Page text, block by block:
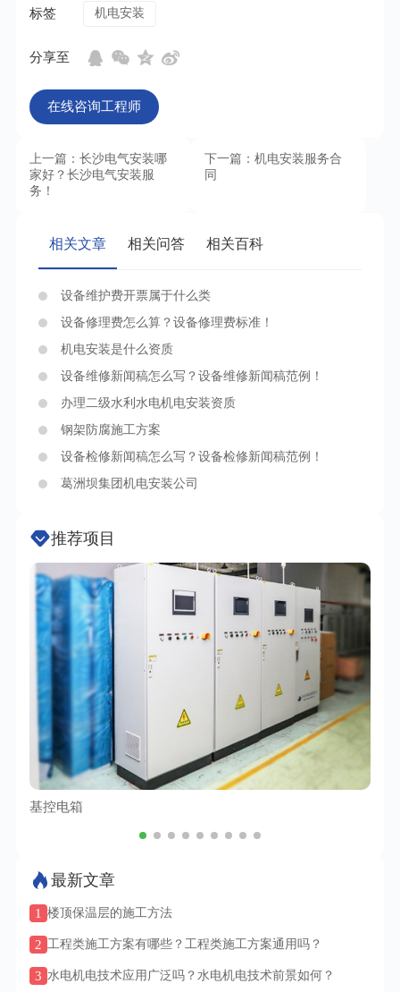
标签 机电安装
分享至
在线咨询工程师
上一篇：长沙电气安装哪
家好？长沙电气安装服
务！
下一篇：机电安装服务合
同
相关文章 相关问答 相关百科
设备维护费开票属于什么类
设备修理费怎么算？设备修理费标准！
机电安装是什么资质
设备维修新闻稿怎么写？设备维修新闻稿范例！
办理二级水利水电机电安装资质
钢架防腐施工方案
设备检修新闻稿怎么写？设备检修新闻稿范例！
葛洲坝集团机电安装公司
推荐项目
基控电箱
最新文章
1 楼顶保温层的施工方法
2 工程类施工方案有哪些？工程类施工方案通用吗？
3 水电机电技术应用广泛吗？水电机电技术前景如何？